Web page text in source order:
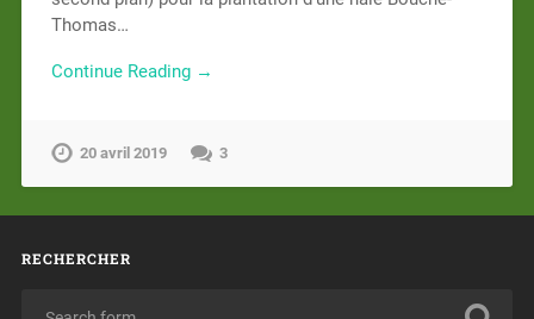
Thomas…
Continue Reading →
20 avril 2019 3
RECHERCHER